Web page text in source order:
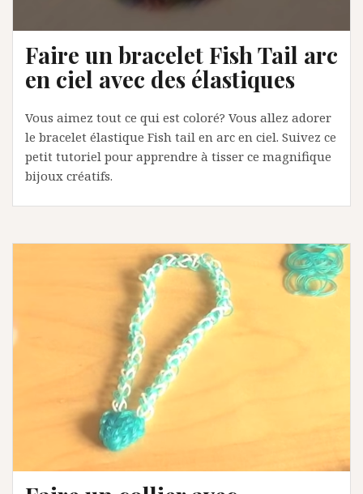
Faire un bracelet Fish Tail arc
en ciel avec des élastiques
Vous aimez tout ce qui est coloré? Vous allez adorer
le bracelet élastique Fish tail en arc en ciel. Suivez ce
petit tutoriel pour apprendre à tisser ce magnifique
bijoux créatifs.